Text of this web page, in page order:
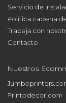
Servicio de
Política cadena
Trabaja con
Contacto
Nuestros
Printodecor.com